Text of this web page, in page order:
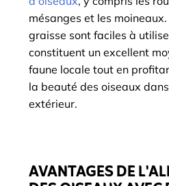
mésanges et les
graisse sont faciles à
constituent un excellent
faune locale tout en
la beauté des oiseaux
extérieur.
AVANTAGES DE